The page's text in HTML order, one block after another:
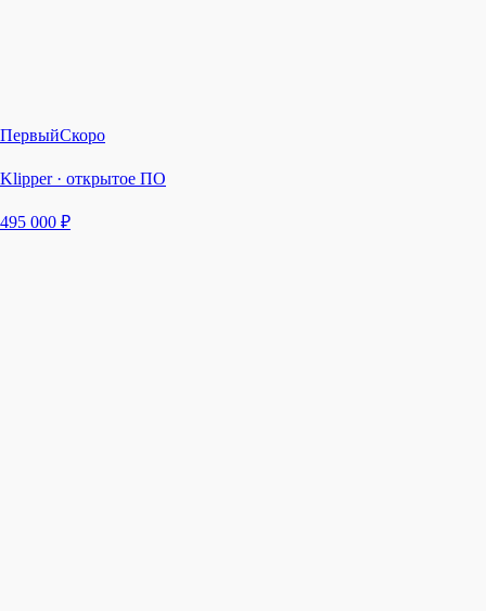
ПервыйСкоро
Klipper · открытое ПО
495 000 ₽